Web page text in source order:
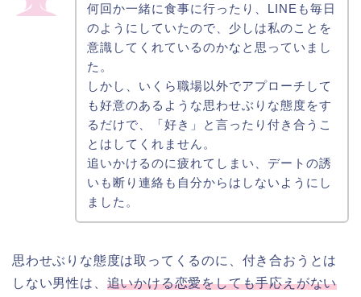
何回か一緒に食事に行ったり、LINEも毎日
のようにしていたので、少しは私のことを
意識してくれているのかなと思っていまし
た。
しかし、いくら職場以外でアプローチして
も好意のあるような思わせぶりな態度をす
るだけで、「好き」と言ったり付き合うこ
とはしてくれません。
追いかけるのに疲れてしまい、デートの誘
いも断り連絡も自分からはしないようにし
ました。
思わせぶりな態度は取ってくるのに、付き合おうとは
しない男性は、 追いかける恋愛をしても手応えがない